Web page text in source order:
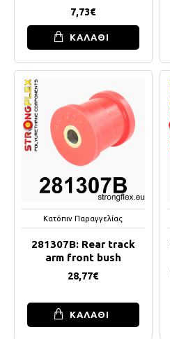
7,73€
ΚΑΛΑΘΙ
Κατόπιν Παραγγελίας
281307B: Rear track
arm front bush
28,77€
ΚΑΛΑΘΙ